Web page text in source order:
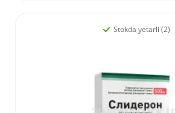
Stokda yetarli (2)